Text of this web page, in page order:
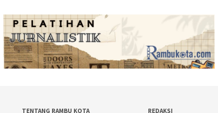
TENTANG RAMBU KOTA REDAKSI